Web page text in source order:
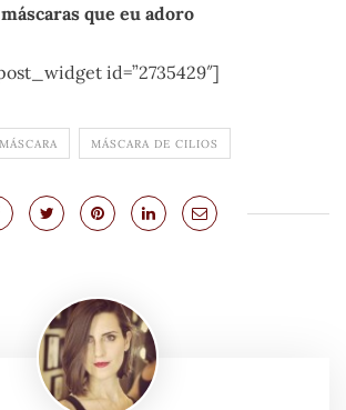
que eu adoro
id=”2735429″]
MÁSCARA MÁSCARA DE CILIOS